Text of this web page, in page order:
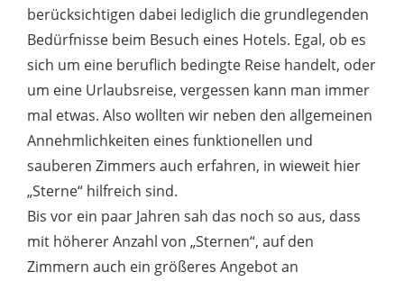
berücksichtigen dabei lediglich die grundlegenden
Bedürfnisse beim Besuch eines Hotels. Egal, ob es
sich um eine beruflich bedingte Reise handelt, oder
um eine Urlaubsreise, vergessen kann man immer
mal etwas. Also wollten wir neben den allgemeinen
Annehmlichkeiten eines funktionellen und
sauberen Zimmers auch erfahren, in wieweit hier
„Sterne“ hilfreich sind.
Bis vor ein paar Jahren sah das noch so aus, dass
mit höherer Anzahl von „Sternen“, auf den
Zimmern auch ein größeres Angebot an